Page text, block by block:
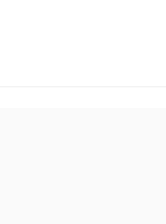
: 54 kg / Boy : 1.74 cm /